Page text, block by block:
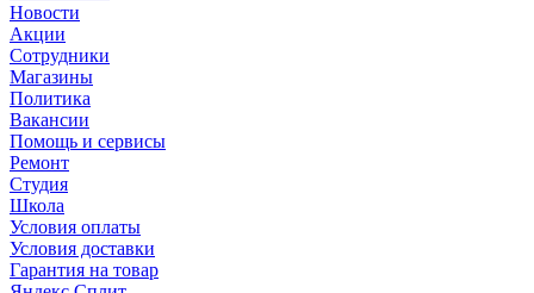
Новости
Акции
Сотрудники
Магазины
Политика
Вакансии
Помощь и сервисы
Ремонт
Студия
Школа
Условия оплаты
Условия доставки
Гарантия на товар